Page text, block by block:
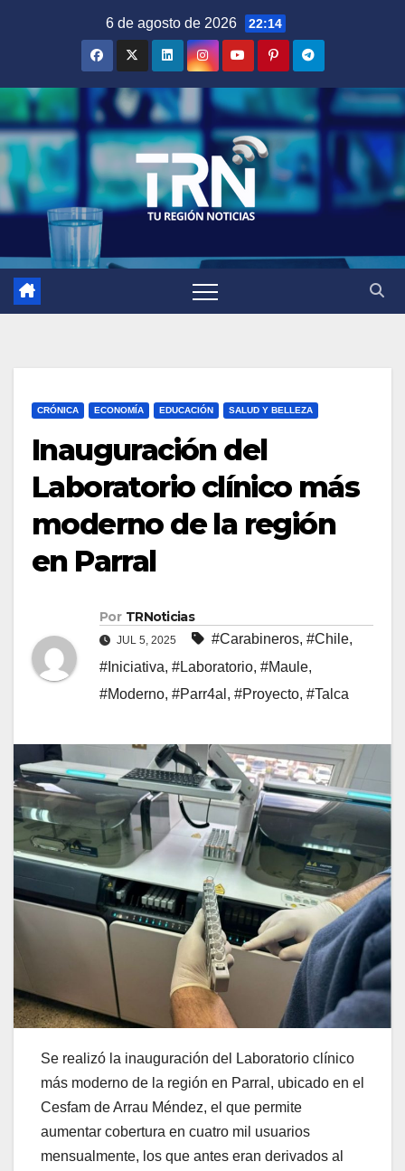
6 de agosto de 2026 22:14
CRÓNICA ECONOMÍA EDUCACIÓN SALUD Y BELLEZA
Inauguración del
Laboratorio clínico más
moderno de la región
en Parral
Por TRNoticias
JUL 5, 2025 #Carabineros, #Chile,
#Iniciativa, #Laboratorio, #Maule,
#Moderno, #Parr4al , #Proyecto, #Talca
Se realizó la inauguración del Laboratorio clínico
más moderno de la región en Parral, ubicado en el
Cesfam de Arrau Méndez, el que permite
aumentar cobertura en cuatro mil usuarios
mensualmente, los que antes eran derivados al